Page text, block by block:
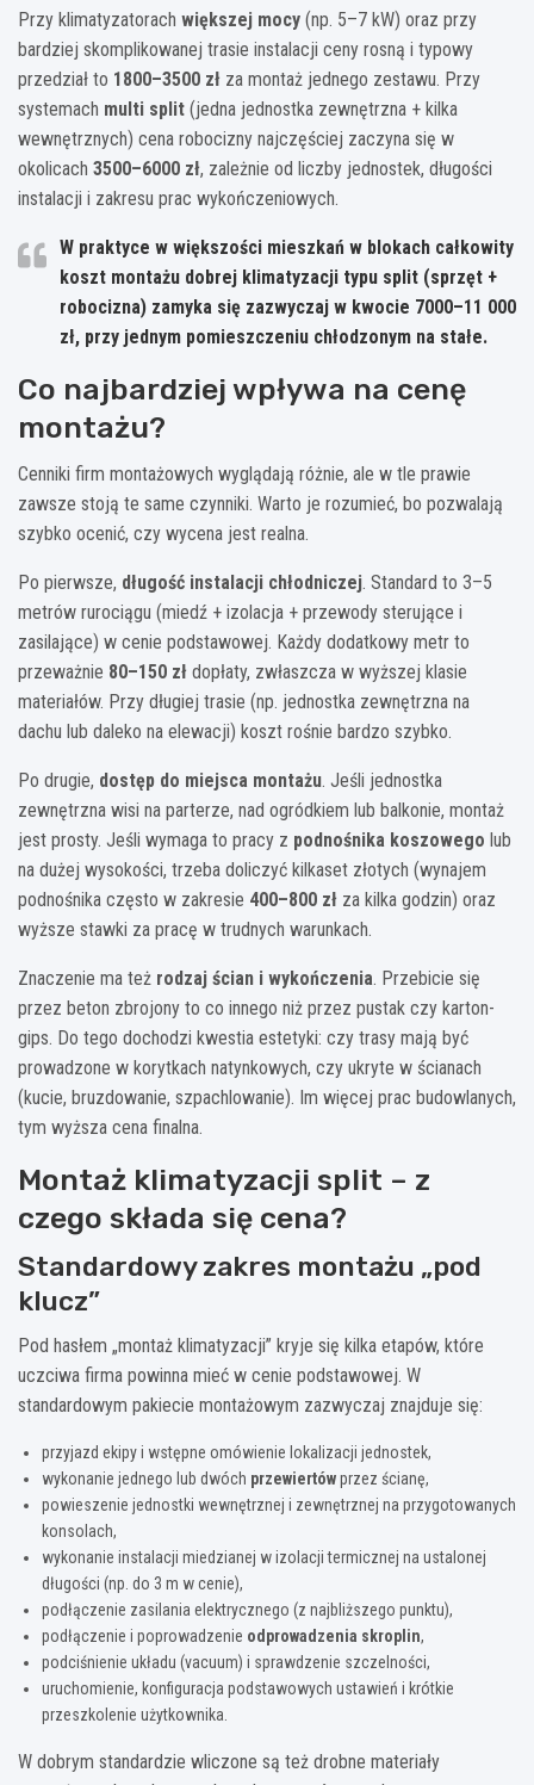
Przy klimatyzatorach większej mocy (np. 5–7 kW) oraz przy
bardziej skomplikowanej trasie instalacji ceny rosną i typowy
przedział to 1800–3500 zł za montaż jednego zestawu. Przy
systemach multi split (jedna jednostka zewnętrzna + kilka
wewnętrznych) cena robocizny najczęściej zaczyna się w
okolicach 3500–6000 zł, zależnie od liczby jednostek, długości
instalacji i zakresu prac wykończeniowych.
W praktyce w większości mieszkań w blokach całkowity
koszt montażu dobrej klimatyzacji typu split (sprzęt +
robocizna) zamyka się zazwyczaj w kwocie 7000–11 000
zł, przy jednym pomieszczeniu chłodzonym na stałe.
Co najbardziej wpływa na cenę
montażu?
Cenniki firm montażowych wyglądają różnie, ale w tle prawie
zawsze stoją te same czynniki. Warto je rozumieć, bo pozwalają
szybko ocenić, czy wycena jest realna.
Po pierwsze, długość instalacji chłodniczej. Standard to 3–5
metrów rurociągu (miedź + izolacja + przewody sterujące i
zasilające) w cenie podstawowej. Każdy dodatkowy metr to
przeważnie 80–150 zł dopłaty, zwłaszcza w wyższej klasie
materiałów. Przy długiej trasie (np. jednostka zewnętrzna na
dachu lub daleko na elewacji) koszt rośnie bardzo szybko.
Po drugie, dostęp do miejsca montażu. Jeśli jednostka
zewnętrzna wisi na parterze, nad ogródkiem lub balkonie, montaż
jest prosty. Jeśli wymaga to pracy z podnośnika koszowego lub
na dużej wysokości, trzeba doliczyć kilkaset złotych (wynajem
podnośnika często w zakresie 400–800 zł za kilka godzin) oraz
wyższe stawki za pracę w trudnych warunkach.
Znaczenie ma też rodzaj ścian i wykończenia. Przebicie się
przez beton zbrojony to co innego niż przez pustak czy karton-
gips. Do tego dochodzi kwestia estetyki: czy trasy mają być
prowadzone w korytkach natynkowych, czy ukryte w ścianach
(kucie, bruzdowanie, szpachlowanie). Im więcej prac budowlanych,
tym wyższa cena finalna.
Montaż klimatyzacji split – z
czego składa się cena?
Standardowy zakres montażu „pod
klucz”
Pod hasłem „montaż klimatyzacji” kryje się kilka etapów, które
uczciwa firma powinna mieć w cenie podstawowej. W
standardowym pakiecie montażowym zazwyczaj znajduje się:
przyjazd ekipy i wstępne omówienie lokalizacji jednostek,
wykonanie jednego lub dwóch przewiertówprzez ścianę,
powieszenie jednostki wewnętrznej i zewnętrznej na przygotowanych
konsolach,
wykonanie instalacji miedzianej w izolacji termicznej na ustalonej
długości (np. do 3 m w cenie),
podłączenie zasilania elektrycznego (z najbliższego punktu),
podłączenie i poprowadzenie odprowadzenia skroplin,
podciśnienie układu (vacuum) i sprawdzenie szczelności,
uruchomienie, konfiguracja podstawowych ustawień i krótkie
przeszkolenie użytkownika.
W dobrym standardzie wliczone są też drobne materiały